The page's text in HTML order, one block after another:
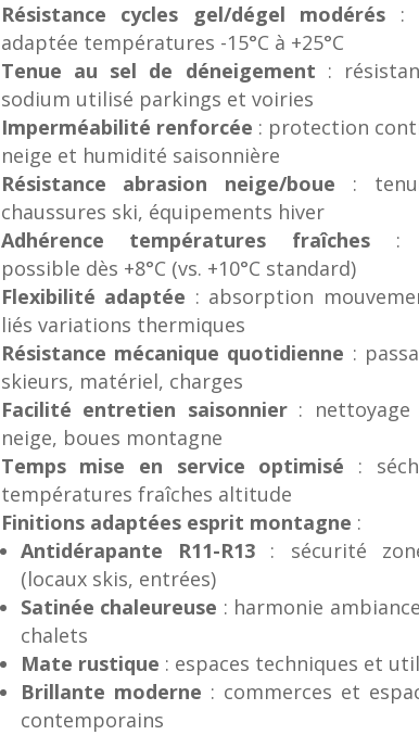
Résistance cycles gel/dégel modérés :
adaptée températures -15°C à +25°C
Tenue au sel de déneigement :
sodium utilisé parkings et voiries
Imperméabilité renforcée : protection
neige et humidité saisonnière
Résistance abrasion neige/boue :
chaussures ski, équipements hiver
Adhérence températures fraîches :
possible dès +8°C (vs. +10°C standard)
Flexibilité adaptée : absorption
liés variations thermiques
Résistance mécanique quotidienne :
skieurs, matériel, charges
Facilité entretien saisonnier: nettoyage
neige, boues montagne
Temps mise en service optimisé :
températures fraîches altitude
Finitions adaptées esprit montagne :
Antidérapante R11-R13: sécurité
(locaux skis, entrées)
Satinée chaleureuse : harmonie
chalets
Mate rustique : espaces techniques et
Brillante moderne : commerces et
contemporains